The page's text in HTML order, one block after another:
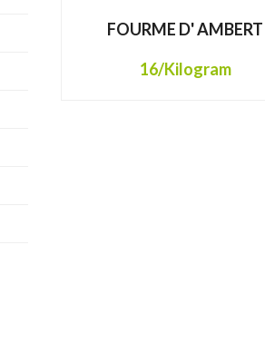
FOURME D' AMBERT
16/Kilogram